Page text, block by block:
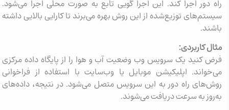
راه دور اجرا کند. این اجرا گویی تابع به صورت محلی اجرا می‌شود.
سیستم‌های توزیع‌شده از این روش بهره می‌برند تا کارایی بالایی داشته
باشند.
مثال کاربردی:
فرض کنید یک سرویس وب وضعیت آب و هوا را از پایگاه داده مرکزی
می‌خواند. اپلیکیشن موبایل یا وب‌سایت با استفاده از فراخوانی
روش‌های راه دور به این سرویس متصل می‌شود. در نتیجه، داده‌های
به‌روز به سرعت دریافت می‌شوند.